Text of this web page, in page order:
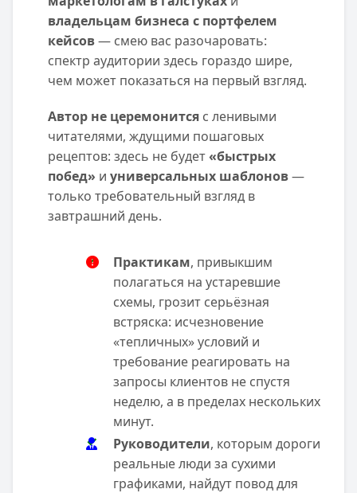
владельцам бизнеса с портфелем
кейсов— смею вас разочаровать:
спектр аудитории здесь гораздо шире,
чем может показаться на первый взгляд.
Автор не церемонится с ленивыми
читателями, ждущими пошаговых
рецептов: здесь не будет«быстрых
побед» и универсальных шаблонов—
только требовательный взгляд в
завтрашний день.
Практикам, привыкшим
полагаться на устаревшие
схемы, грозит серьёзная
встряска: исчезновение
«тепличных» условий и
требование реагировать на
запросы клиентов не спустя
неделю, а в пределах нескольких
минут.
Руководители, которым дороги
реальные люди за сухими
графиками, найдут повод для